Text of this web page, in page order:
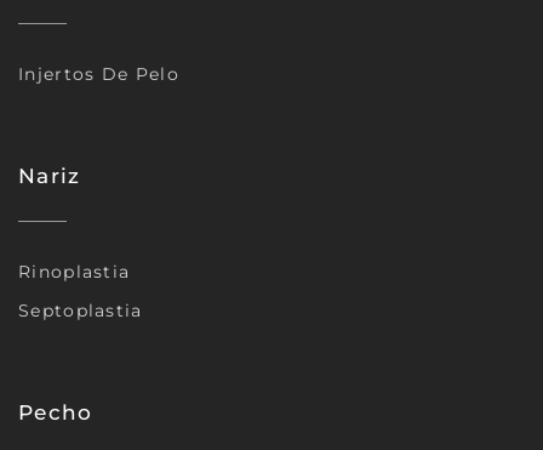
Injertos De Pelo
Nariz
Rinoplastia
Septoplastia
Pecho